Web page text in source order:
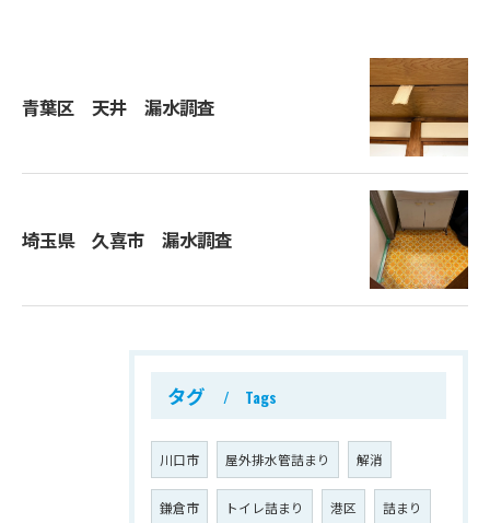
青葉区 天井 漏水調査
埼玉県 久喜市 漏水調査
タグ Tags
川口市 屋外排水管詰まり 解消
鎌倉市 トイレ詰まり 港区 詰まり